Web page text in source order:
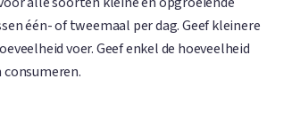
één- of tweemaal per dag. Geef kleinere
voer. Geef enkel de hoeveelheid